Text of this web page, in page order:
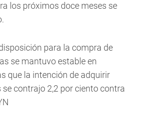
los próximos doce meses se
para la compra de
se mantuvo estable en
que la intención de adquirir
contrajo 2,2 por ciento contra